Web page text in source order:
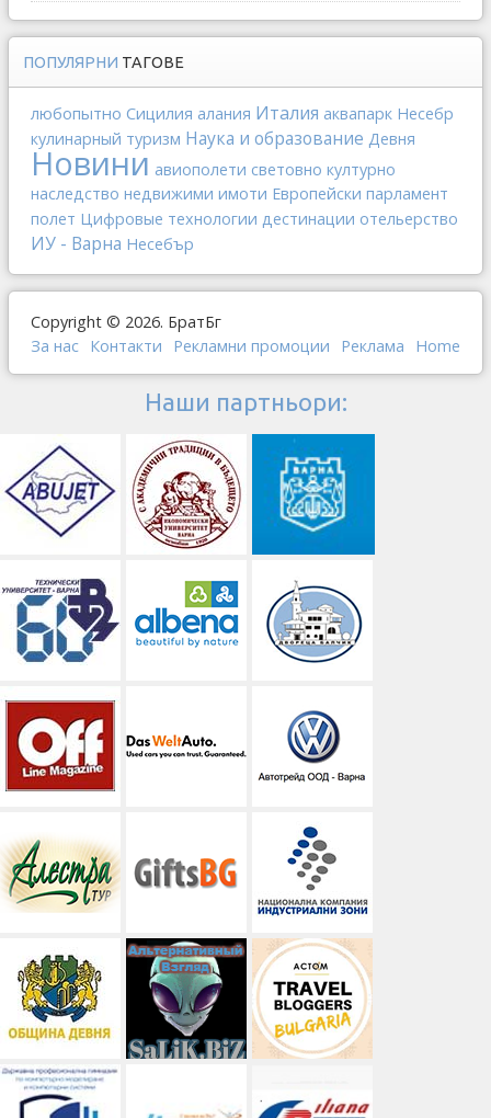
ПОПУЛЯРНИ ТАГОВЕ
любопытно Сицилия алания Италия аквапарк Несебр
кулинарный туризм Наука и образование Девня
Новини авиополети световно културно
наследство недвижими имоти Европейски парламент
полет Цифровые технологии дестинации отельерство
ИУ - Варна Несебър
Copyright © 2026. БратБг
За нас Контакти Рекламни промоции Реклама Home
Наши партньори: